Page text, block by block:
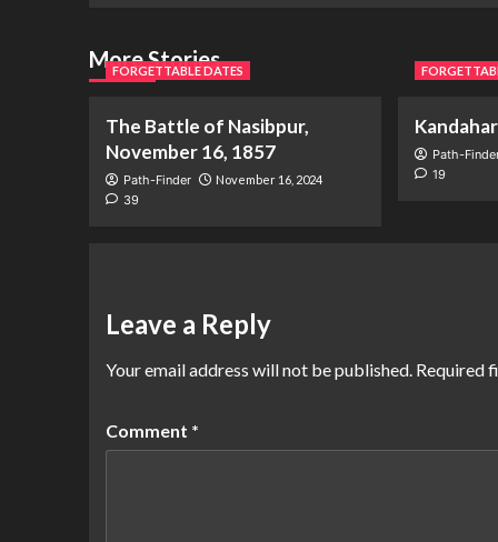
More Stories
FORGETTABLE DATES
The Battle of Nasibpur,
November 16, 1857
Path-Finder November 16, 2024
39
Path-
19
Leave a Reply
Your email address will not be published. Required
Comment *